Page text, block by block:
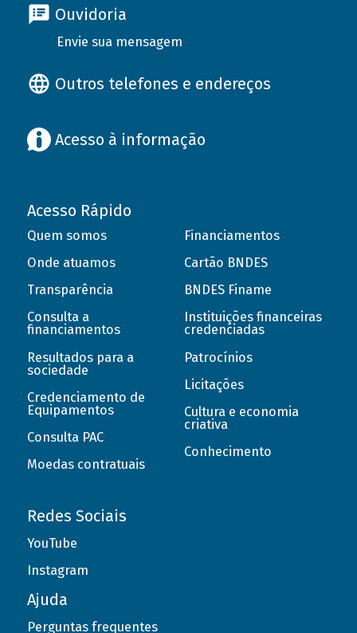
Ouvidoria
Envie sua mensagem
Outros telefones e endereços
Acesso à informação
Acesso Rápido
Quem somos
Onde atuamos
Transparência
Consulta a
financiamentos
Resultados para a
sociedade
Credenciamento de
Equipamentos
Consulta PAC
Moedas contratuais
Financiamentos
Cartão BNDES
BNDES Finame
Instituições financeiras
credenciadas
Patrocínios
Licitações
Cultura e economia
criativa
Conhecimento
Redes Sociais
YouTube
Instagram
Ajuda
Perguntas frequentes